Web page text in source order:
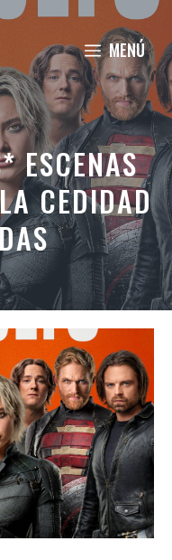
MENÚ
ESCENAS
CEDIDAD